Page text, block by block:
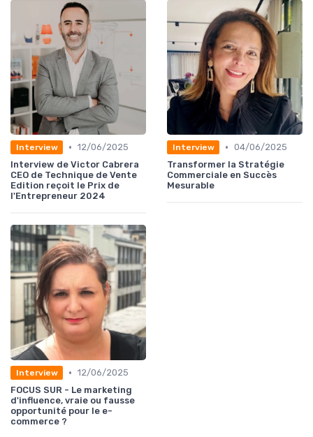
Interview • 12/06/2025
Interview de Victor Cabrera
CEO de Technique de Vente
Edition reçoit le Prix de
l'Entrepreneur 2024
Interview • 04/06/2025
Transformer la Stratégie
Commerciale en Succès
Mesurable
Interview • 12/06/2025
FOCUS SUR - Le marketing
d'influence, vraie ou fausse
opportunité pour le e-
commerce ?